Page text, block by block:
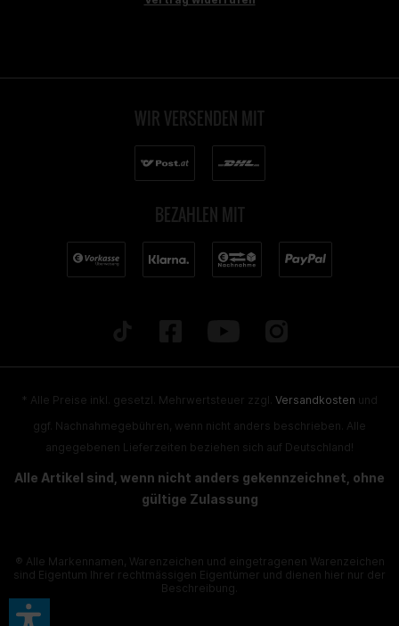
WIR VERSENDEN MIT
BEZAHLEN MIT
* Alle Preise inkl. gesetzl. Mehrwertsteuer zzgl. Versandkosten und
ggf. Nachnahmegebühren, wenn nicht anders beschrieben. Alle
angegebenen Lieferzeiten beziehen sich auf Deutschland!
Alle Artikel sind, wenn nicht anders gekennzeichnet, ohne
gültige Zulassung
® Alle Markennamen, Warenzeichen und eingetragenen Warenzeichen
sind Eigentum Ihrer rechtmässigen Eigentümer und dienen hier nur der
Beschreibung.